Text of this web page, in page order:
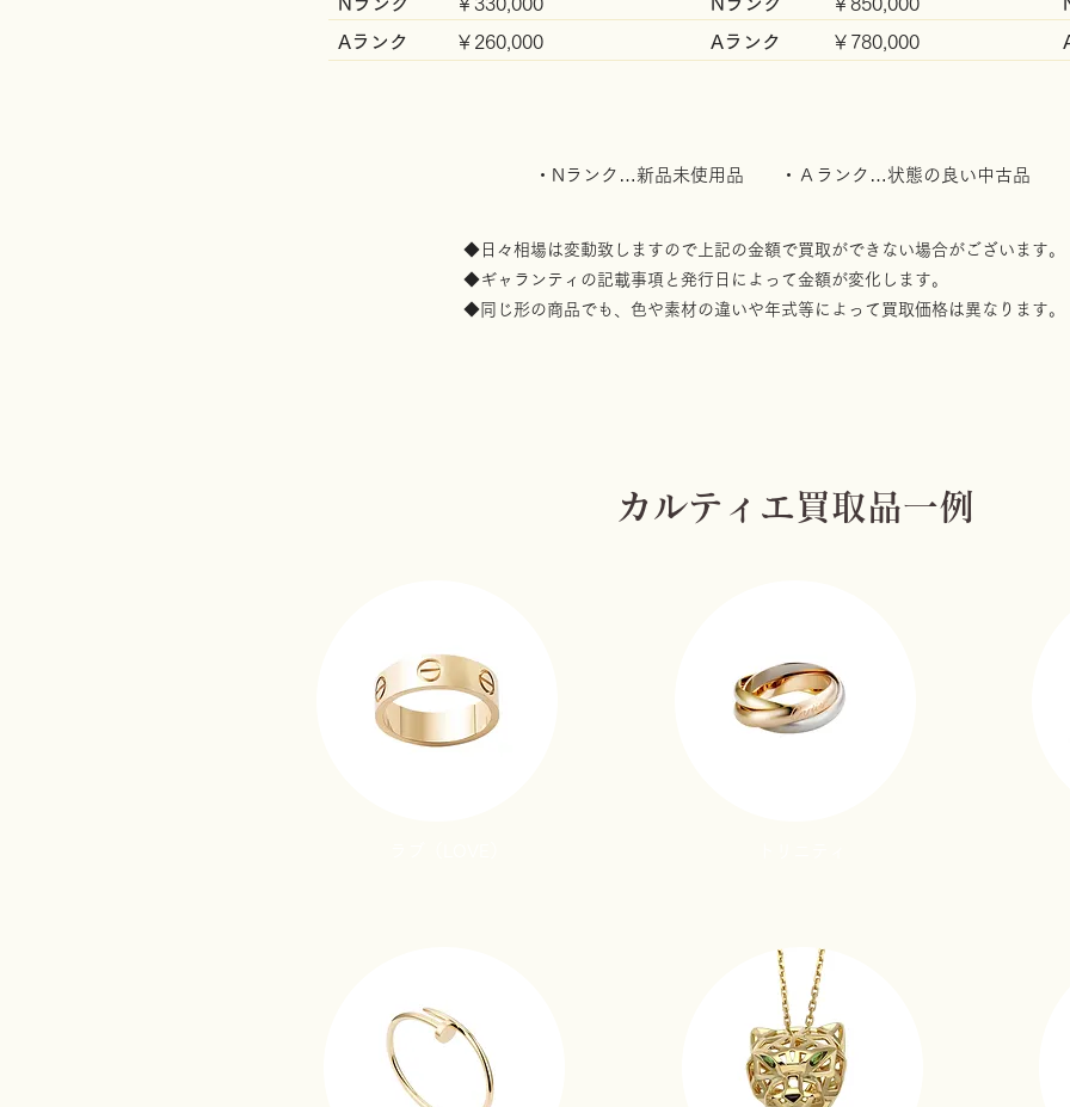
Aランク
￥260,000
Aランク
￥780,000
・​Nランク…新品未使用品 ・Ａランク…状態の良い中古品
◆日々相場は変動致しますので上記の金額で買取ができない場合がございます。
◆ギャランティの記載事項と発行日によって金額が変化します。
​◆同じ形の商品でも、色や素材の違いや年式等によって買取価格は異なります。
カルティエ買取品一例